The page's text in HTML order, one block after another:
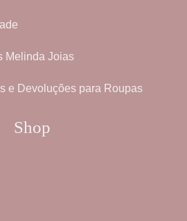
Melinda Joias
e Devoluções para Roupas
Shop